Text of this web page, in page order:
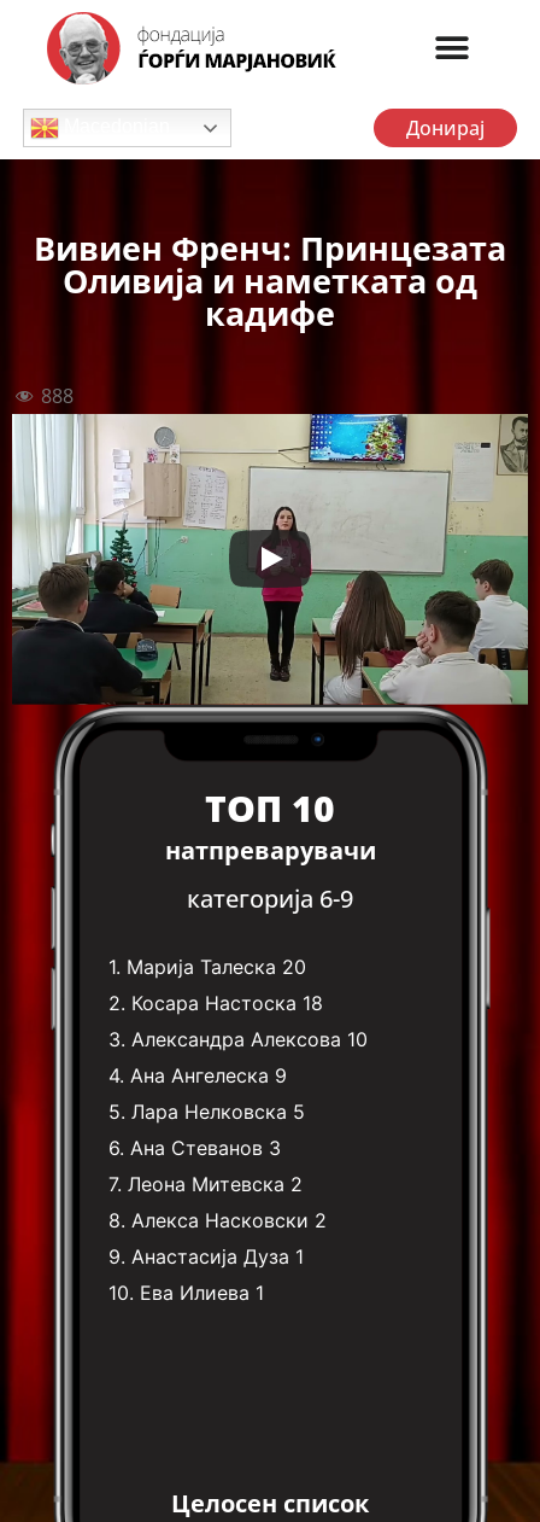
Донирај
Вивиен Френч: Принцезата
Оливија и наметката од
кадифе
888
ТОП 10
натпреварувачи
категорија 6-9
1. Марија Талеска 20
2. Косара Настоска 18
3. Александра Алексова 10
4. Ана Ангелеска 9
5.Лара Нелковска 5
6. Ана Стеванов 3
7.Леона Митевска 2
8. Алекса Насковски 2
9. Анастасија Дуза 1
10. Ева Илиева 1
Целосен список